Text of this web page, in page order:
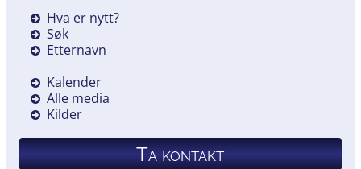
Hva er nytt?
Søk
Etternavn
Kalender
Alle media
Kilder
Ta kontakt